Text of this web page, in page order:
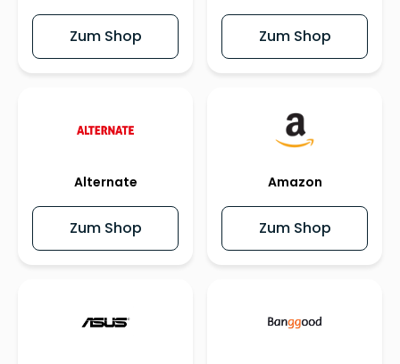
Zum Shop Zum Shop
Alternate
Zum Shop
Amazon
Zum Shop